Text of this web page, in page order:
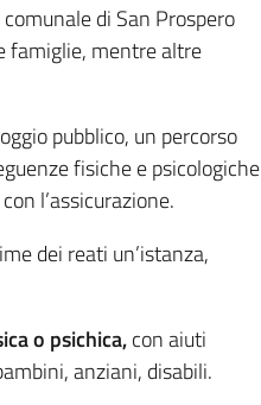
di San Prospero
famiglie, mentre altre
pubblico, un percorso
fisiche e psicologiche
l’assicurazione.
dei reati un’istanza,
o psichica,con aiuti
anziani, disabili.